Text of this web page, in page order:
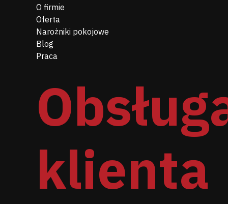
O firmie
Oferta
Narożniki pokojowe
Blog
Praca
klienta